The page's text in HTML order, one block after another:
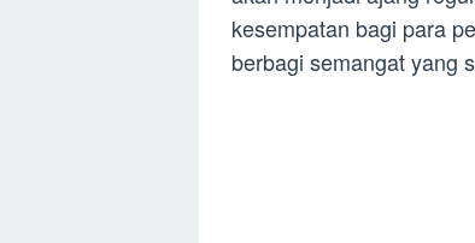
kesempatan bagi para
berbagi semangat yang